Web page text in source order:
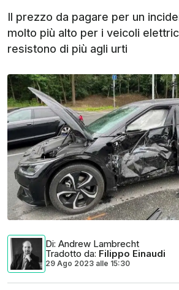
Il prezzo da pagare per un
molto più alto per i veicoli
resistono di più agli urti
Di: Andrew Lambrecht
Tradotto da: Filippo Einaudi
29 Ago 2023 alle 15:30